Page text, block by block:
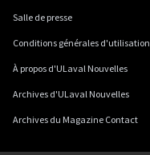
Salle de presse
Conditions générales d'utilisation
À propos d'ULaval Nouvelles
Archives d'ULaval Nouvelles
Archives du Magazine Contact